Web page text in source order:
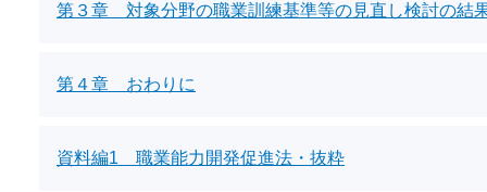
第３章 対象分野の職業訓練基準等の見直し検討の結
第４章 おわりに
資料編1 職業能力開発促進法・抜粋